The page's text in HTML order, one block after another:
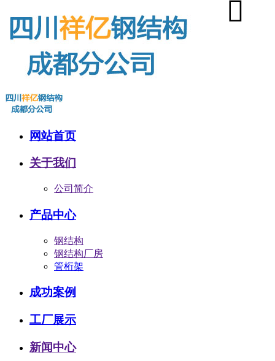
网站首页
关于我们
公司简介
产品中心
钢结构
钢结构厂房
管桁架
成功案例
工厂展示
新闻中心